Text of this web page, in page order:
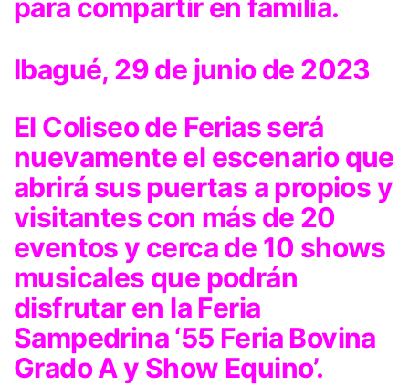
para compartir en familia.
Ibagué, 29 de junio de 2023
El Coliseo de Ferias será
nuevamente el escenario que
abrirá sus puertas a propios y
visitantes con más de 20
eventos y cerca de 10 shows
musicales que podrán
disfrutar en la Feria
Sampedrina ‘55 Feria Bovina
Grado A y Show Equino’.